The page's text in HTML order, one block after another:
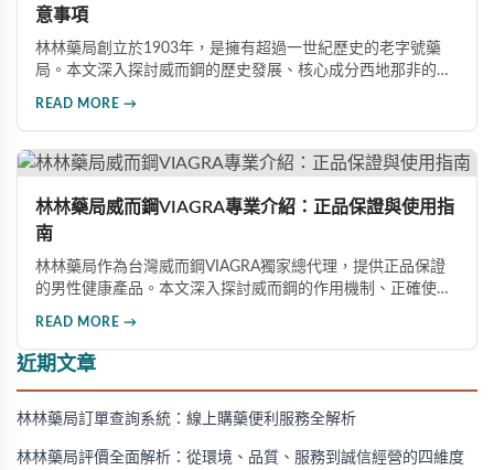
意事項
林林藥局創立於1903年，是擁有超過一世紀歷史的老字號藥
局。本文深入探討威而鋼的歷史發展、核心成分西地那非的作
READ MORE →
林林藥局威而鋼VIAGRA專業介紹：正品保證與使用指
南
林林藥局作為台灣威而鋼VIAGRA獨家總代理，提供正品保證
的男性健康產品。本文深入探討威而鋼的作用機制、正確使用
擇。
READ MORE →
近期文章
林林藥局訂單查詢系統：線上購藥便利服務全解析
林林藥局評價全面解析：從環境、品質、服務到誠信經營的四維度